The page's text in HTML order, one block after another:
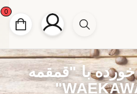
0
با "قمقمه